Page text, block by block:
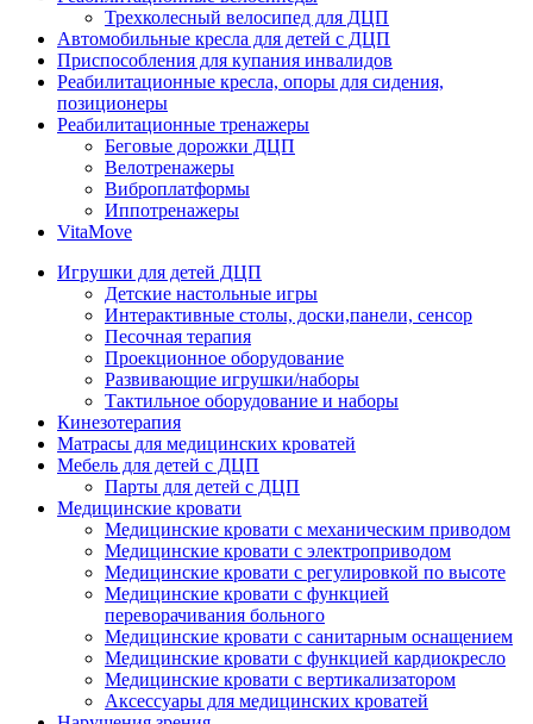
Трехколесный велосипед для ДЦП
Автомобильные кресла для детей с ДЦП
Приспособления для купания инвалидов
Реабилитационные кресла, опоры для сидения,
позиционеры
Реабилитационные тренажеры
Беговые дорожки ДЦП
Велотренажеры
Виброплатформы
Иппотренажеры
VitaMove
Игрушки для детей ДЦП
Детские настольные игры
Интерактивные столы, доски,панели, сенсор
Песочная терапия
Проекционное оборудование
Развивающие игрушки/наборы
Тактильное оборудование и наборы
Кинезотерапия
Матрасы для медицинских кроватей
Мебель для детей с ДЦП
Парты для детей с ДЦП
Медицинские кровати
Медицинские кровати с механическим приводом
Медицинские кровати с электроприводом
Медицинские кровати с регулировкой по высоте
Медицинские кровати с функцией
переворачивания больного
Медицинские кровати с санитарным оснащением
Медицинские кровати с функцией кардиокресло
Медицинские кровати с вертикализатором
Аксессуары для медицинских кроватей